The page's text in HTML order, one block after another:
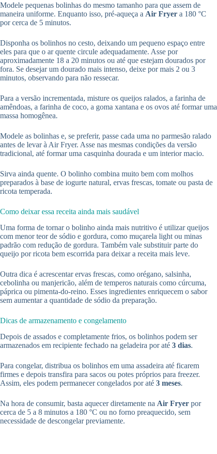
Modele pequenas bolinhas do mesmo tamanho para que assem de
maneira uniforme. Enquanto isso, pré-aqueça a Air Fryer a 180 °C
por cerca de 5 minutos.
Disponha os bolinhos no cesto, deixando um pequeno espaço entre
eles para que o ar quente circule adequadamente. Asse por
aproximadamente 18 a 20 minutos ou até que estejam dourados por
fora. Se desejar um dourado mais intenso, deixe por mais 2 ou 3
minutos, observando para não ressecar.
Para a versão incrementada, misture os queijos ralados, a farinha de
amêndoas, a farinha de coco, a goma xantana e os ovos até formar uma
massa homogênea.
Modele as bolinhas e, se preferir, passe cada uma no parmesão ralado
antes de levar à Air Fryer. Asse nas mesmas condições da versão
tradicional, até formar uma casquinha dourada e um interior macio.
Sirva ainda quente. O bolinho combina muito bem com molhos
preparados à base de iogurte natural, ervas frescas, tomate ou pasta de
ricota temperada.
Como deixar essa receita ainda mais saudável
Uma forma de tornar o bolinho ainda mais nutritivo é utilizar queijos
com menor teor de sódio e gordura, como muçarela light ou minas
padrão com redução de gordura. Também vale substituir parte do
queijo por ricota bem escorrida para deixar a receita mais leve.
Outra dica é acrescentar ervas frescas, como orégano, salsinha,
cebolinha ou manjericão, além de temperos naturais como cúrcuma,
páprica ou pimenta-do-reino. Esses ingredientes enriquecem o sabor
sem aumentar a quantidade de sódio da preparação.
Dicas de armazenamento e congelamento
Depois de assados e completamente frios, os bolinhos podem ser
armazenados em recipiente fechado na geladeira por até 3 dias.
Para congelar, distribua os bolinhos em uma assadeira até ficarem
firmes e depois transfira para sacos ou potes próprios para freezer.
Assim, eles podem permanecer congelados por até 3 meses.
Na hora de consumir, basta aquecer diretamente na Air Fryer por
cerca de 5 a 8 minutos a 180 °C ou no forno preaquecido, sem
necessidade de descongelar previamente.